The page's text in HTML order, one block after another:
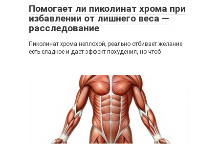
Помогает ли пиколинат хрома при
избавлении от лишнего веса —
расследование
Пиколинат хрома неплохой, реально отбивает желание
есть сладкое и дает эффект похудения, но чтоб